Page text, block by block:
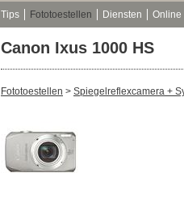
Tips Fototoestellen Diensten Online
Canon Ixus 1000 HS
Fototoestellen > Spiegelreflexcamera +